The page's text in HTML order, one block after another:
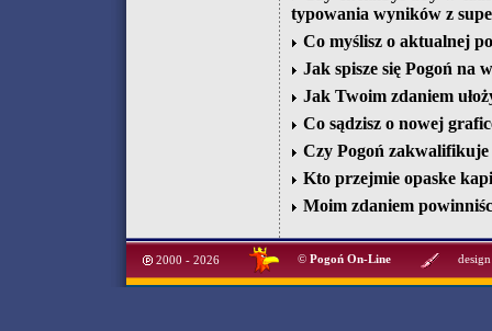
typowania wyników z
Co myślisz o aktualnej
Jak spisze się Pogoń na
Jak Twoim zdaniem
Co sądzisz o nowej
Czy Pogoń zakwalifikuje
Kto przejmie opaske
Moim zdaniem
2000 - 2026 © Pogoń On-Line